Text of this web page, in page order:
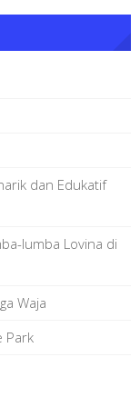
dan Edukatif
lumba Lovina di
Waja
Park